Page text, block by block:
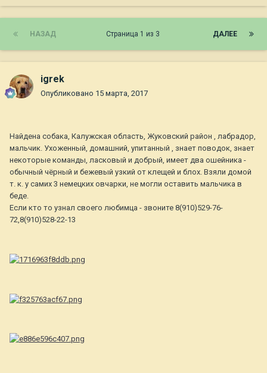
НАЗАД ДАЛЕЕ
Страница 1 из 3
igrek
Опубликовано 15 марта, 2017
Найдена собака, Калужская область, Жуковский район , лабрадор,
мальчик. Ухоженный, домашний, упитанный , знает поводок, знает
некоторые команды, ласковый и добрый, имеет два ошейника -
обычный чёрный и бежевый узкий от клещей и блох. Взяли домой
т. к. у самих 3 немецких овчарки, не могли оставить мальчика в
беде.
Если кто то узнал своего любимца - звоните 8(910)529-76-
72,8(910)528-22-13